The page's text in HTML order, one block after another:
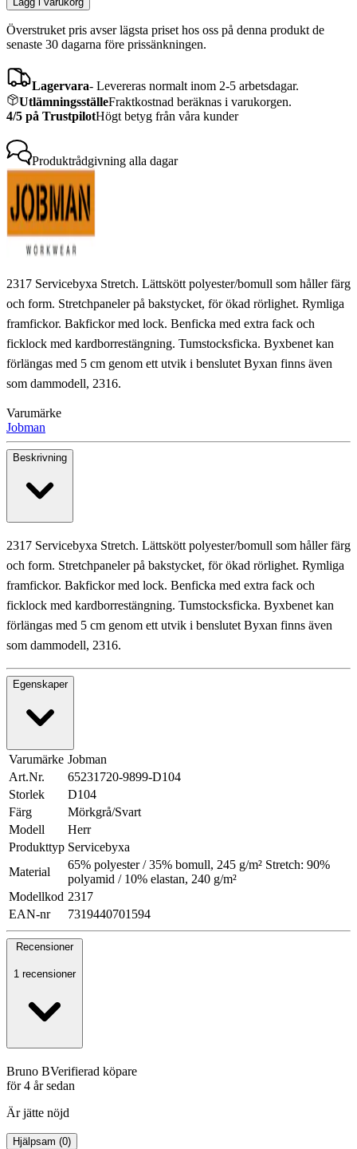
Överstruket pris avser lägsta priset hos oss på denna produkt de
senaste 30 dagarna före prissänkningen.
Lagervara- Levereras normalt inom 2-5 arbetsdagar.
UtlämningsställeFraktkostnad beräknas i varukorgen.
4/5 på TrustpilotHögt betyg från våra kunder
Produktrådgivning alla dagar
2317 Servicebyxa Stretch. Lättskött polyester/bomull som håller färg
och form. Stretchpaneler på bakstycket, för ökad rörlighet. Rymliga
framfickor. Bakfickor med lock. Benficka med extra fack och
ficklock med kardborrestängning. Tumstocksficka. Byxbenet kan
förlängas med 5 cm genom ett utvik i benslutet Byxan finns även
som dammodell, 2316.
Varumärke
Jobman
Beskrivning
2317 Servicebyxa Stretch. Lättskött polyester/bomull som håller färg
och form. Stretchpaneler på bakstycket, för ökad rörlighet. Rymliga
framfickor. Bakfickor med lock. Benficka med extra fack och
ficklock med kardborrestängning. Tumstocksficka. Byxbenet kan
förlängas med 5 cm genom ett utvik i benslutet Byxan finns även
som dammodell, 2316.
Egenskaper
Varumärke Jobman
Art.Nr.
65231720-9899-D104
Storlek
D104
Färg
Mörkgrå/Svart
Modell
Herr
Produkttyp Servicebyxa
Material
65% polyester / 35% bomull, 245 g/m² Stretch: 90%
polyamid / 10% elastan, 240 g/m²
Modellkod 2317
EAN-nr
7319440701594
Recensioner
1 recensioner
Bruno BVerifierad köpare
för 4 år sedan
Är jätte nöjd
Hjälpsam (0)